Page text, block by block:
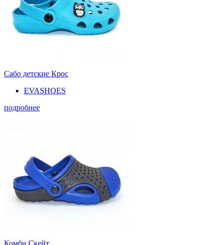
Сабо детские Крос
EVASHOES
подробнее
Комби Скейт